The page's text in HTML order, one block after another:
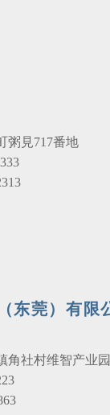
粥見717番地
东莞）有限
角社村维智产业